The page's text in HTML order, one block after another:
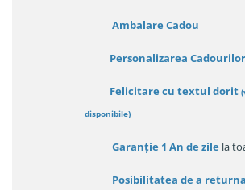
Ambalare Cadou
Personalizarea Cadourilor
Felicitare cu textul dorit (
disponibile)
Garanție 1 An de zile la
Posibilitatea de a